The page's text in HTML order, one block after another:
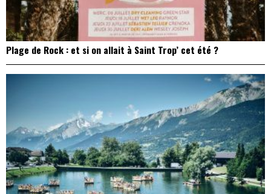
Plage de Rock : et si on allait à Saint Trop’ cet été ?